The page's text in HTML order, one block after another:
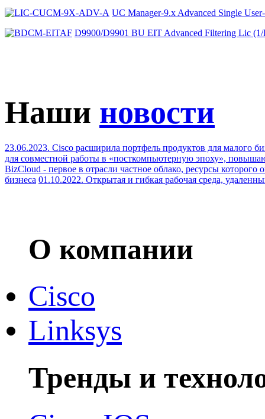
UC Manager-9.x Advanced Single
D9900/D9901 BU EIT Advanced Filtering Lic
Наши новости
23.06.2023. Cisco расширила портфель продуктов для малого
для совместной работы в «посткомпьютерную эпоху»,
BizCloud - первое в отрасли частное облако, ресурсы которого
бизнеса 01.10.2022. Открытая и гибкая рабочая среда,
О компании
Cisco
Linksys
Тренды и